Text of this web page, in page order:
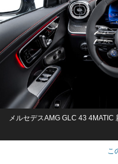
メルセデスAMG GLC 43 4MATIC
こ